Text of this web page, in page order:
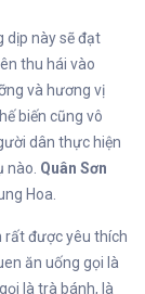
dịp này sẽ đạt
thu hái vào
và hương vị
biến cũng vô
dân thực hiện
nào. Quân Sơn
Hoa.
rất được yêu thích
ăn uống gọi là
là trà bánh, là